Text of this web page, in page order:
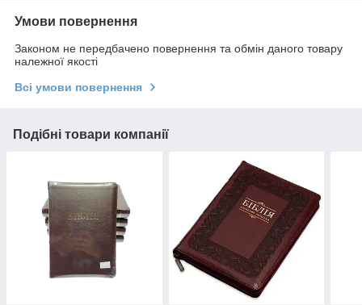
Умови повернення
Законом не передбачено повернення та обмін даного товару
належної якості
Всі умови повернення
Подібні товари компанії